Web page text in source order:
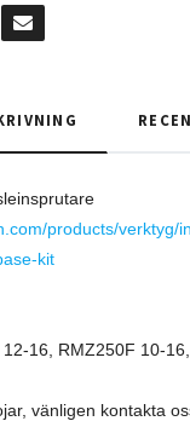
products/verktyg/
kit
12-16, RMZ250F 10-
vänligen kontakta